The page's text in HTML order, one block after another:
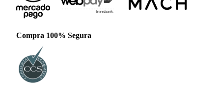
Compra 100% Segura